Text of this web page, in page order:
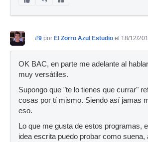
#9 por El Zorro Azul Estudio el 18/12/
OK BAC, en parte me adelante al
muy versátiles.
Supongo que "te lo tienes que currar"
cosas por tí mismo. Siendo así jamas
eso.
Lo que me gusta de estos programas,
idea escrita puedo probar como suena,